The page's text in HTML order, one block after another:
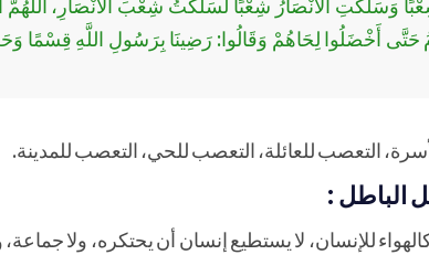
حَتَّى أَخْضَلُوا لِحَاهُمْ وَقَالُوا: رَضِينَا بِرَسُولِ اللَّهِ
التعصب للعائلة، التعصب للحي، التعصب للمدينة.
الباطل :
للإنسان، لا يستطيع إنسان أن يحتكره، ولا